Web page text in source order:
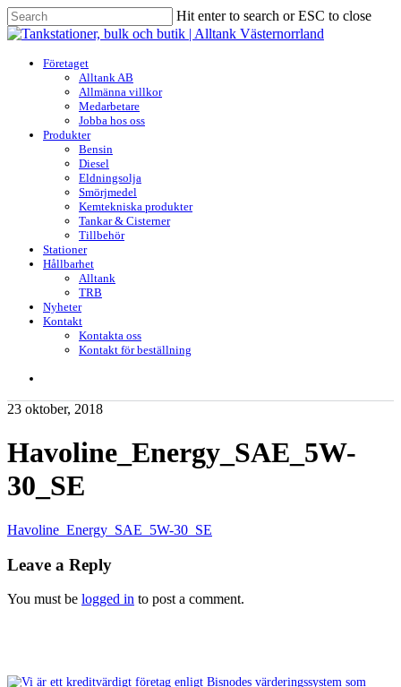
Skip
to
content
Hit enter to search or ESC to close
Close
search
Menu
Företaget
Alltank AB
Allmänna villkor
Medarbetare
Jobba hos oss
Produkter
Bensin
Diesel
Eldningsolja
Smörjmedel
Kemtekniska produkter
Tankar & Cisterner
Tillbehör
Stationer
Hållbarhet
Alltank
TRB
Nyheter
Kontakt
Kontakta oss
Kontakt för beställning
23 oktober, 2018
Havoline_Energy_SAE_5W-
30_SE
Havoline_Energy_SAE_5W-30_SE
Leave a Reply
You must be logged in to post a comment.